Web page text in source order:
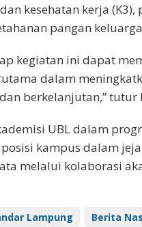
kesehatan kerja
pangan
kegiatan ini dapat
dalam
berkelanjutan,” tutur
UBL dalam
kampus dalam
melalui kolaborasi
Lampung Berita